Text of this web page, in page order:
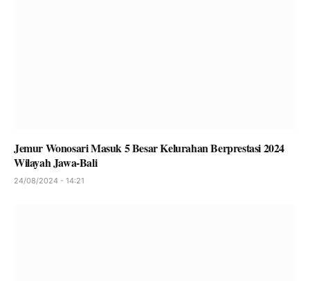
Jemur Wonosari Masuk 5 Besar Kelurahan Berprestasi 2024
Wilayah Jawa-Bali
24/08/2024 - 14:21